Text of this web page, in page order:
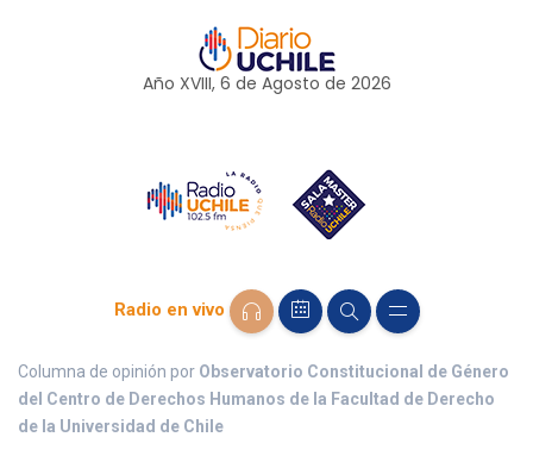
Año XVIII, 6 de Agosto de 2026
Radio en vivo
Columna de opinión por Observatorio Constitucional de Género
del Centro de Derechos Humanos de la Facultad de Derecho
de la Universidad de Chile